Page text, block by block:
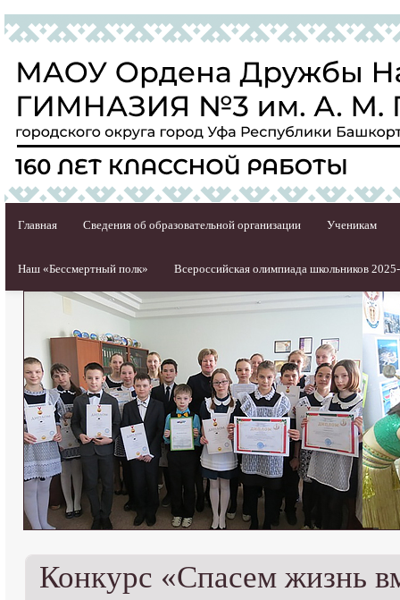
Главная Сведения об образовательной организации Ученикам
Наш «Бессмертный полк» Всероссийская олимпиада школьников
Конкурс «Спасем жизнь